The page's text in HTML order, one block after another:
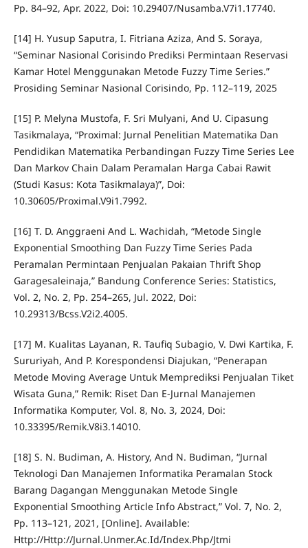
Pp. 84–92, Apr. 2022, Doi: 10.29407/Nusamba.V7i1.17740.
[14] H. Yusup Saputra, I. Fitriana Aziza, And S. Soraya,
“Seminar Nasional Corisindo Prediksi Permintaan Reservasi
Kamar Hotel Menggunakan Metode Fuzzy Time Series.”
Prosiding Seminar Nasional Corisindo, Pp. 112–119, 2025
[15] P. Melyna Mustofa, F. Sri Mulyani, And U. Cipasung
Tasikmalaya, “Proximal: Jurnal Penelitian Matematika Dan
Pendidikan Matematika Perbandingan Fuzzy Time Series Lee
Dan Markov Chain Dalam Peramalan Harga Cabai Rawit
(Studi Kasus: Kota Tasikmalaya)”, Doi:
10.30605/Proximal.V9i1.7992.
[16] T. D. Anggraeni And L. Wachidah, “Metode Single
Exponential Smoothing Dan Fuzzy Time Series Pada
Peramalan Permintaan Penjualan Pakaian Thrift Shop
Garagesaleinaja,” Bandung Conference Series: Statistics,
Vol. 2, No. 2, Pp. 254–265, Jul. 2022, Doi:
10.29313/Bcss.V2i2.4005.
[17] M. Kualitas Layanan, R. Taufiq Subagio, V. Dwi Kartika, F.
Sururiyah, And P. Korespondensi Diajukan, “Penerapan
Metode Moving Average Untuk Memprediksi Penjualan Tiket
Wisata Guna,” Remik: Riset Dan E-Jurnal Manajemen
Informatika Komputer, Vol. 8, No. 3, 2024, Doi:
10.33395/Remik.V8i3.14010.
[18] S. N. Budiman, A. History, And N. Budiman, “Jurnal
Teknologi Dan Manajemen Informatika Peramalan Stock
Barang Dagangan Menggunakan Metode Single
Exponential Smoothing Article Info Abstract,” Vol. 7, No. 2,
Pp. 113–121, 2021, [Online]. Available:
Http://Http://Jurnal.Unmer.Ac.Id/Index.Php/Jtmi